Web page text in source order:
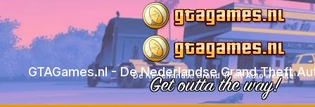
GTAGames.nl - De Nederlandse Grand Theft
De Nederlandse Grand Theft Auto website!
Get outta the way!